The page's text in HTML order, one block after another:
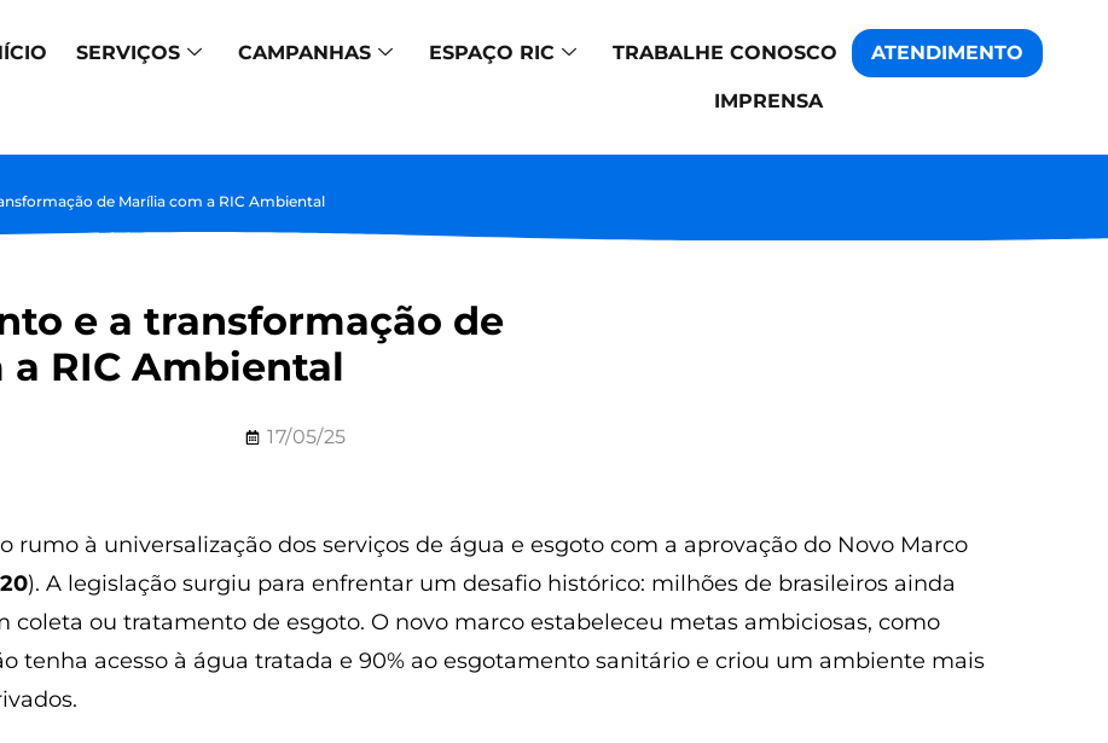
SERVIÇOS CAMPANHAS ESPAÇO RIC TRABALHE CONOSCO
IMPRENSA
ATENDIMENTO
de Marília com a RIC Ambiental
e a transformação de
RIC Ambiental
17/05/25
rumo à universalização dos serviços de água e esgoto com a aprovação do Novo Marco
). A legislação surgiu para enfrentar um desafio histórico: milhões de brasileiros ainda
coleta ou tratamento de esgoto. O novo marco estabeleceu metas ambiciosas, como
tenha acesso à água tratada e 90% ao esgotamento sanitário e criou um ambiente mais